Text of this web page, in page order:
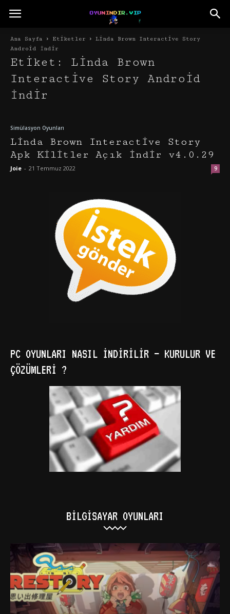
Ana Sayfa Etiketler
Linda Brown Interactive Story
Android İndir
Etiket: Linda Brown
Interactive Story Android
İndir
Simülasyon Oyunları
Linda Brown Interactive Story
Apk Kilitler Açık İndir v4.0.29
Joie - 21 Temmuz 2022 9
PC OYUNLARI NASIL İNDIRILIR – KURULUR VE
ÇÖZÜMLERI ?
BILGISAYAR OYUNLARI